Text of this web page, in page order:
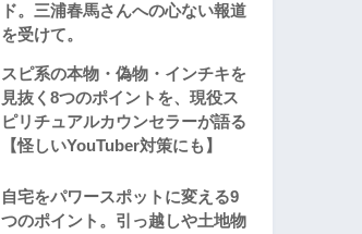
ド。三浦春馬さんへの心ない報道
を受けて。
スピ系の本物・偽物・インチキを
見抜く8つのポイントを、現役ス
ピリチュアルカウンセラーが語る
【怪しいYouTuber対策にも】
自宅をパワースポットに変える9
つのポイント。引っ越しや土地物